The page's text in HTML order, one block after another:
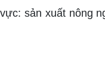
sản xuất nông